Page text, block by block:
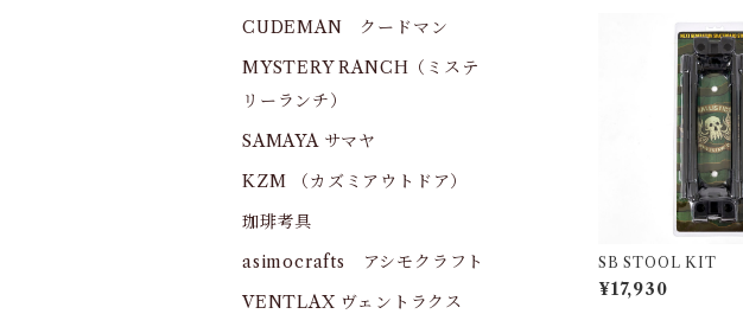
SB STOOL KIT
¥17,930
CUDEMAN クードマン
MYSTERY RANCH（ミステ
リーランチ）
SAMAYA サマヤ
KZM （カズミアウトドア）
珈琲考具
asimocrafts アシモクラフト
VENTLAX ヴェントラクス